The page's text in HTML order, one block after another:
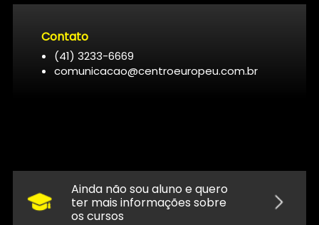
Contato
(41) 3233-6669
comunicacao@centroeuropeu.com.br
Ainda não sou aluno e quero
ter mais informações sobre
os cursos